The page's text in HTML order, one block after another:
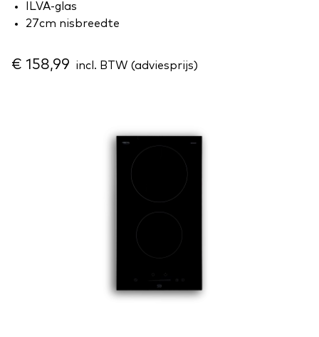
ILVA-glas
27cm nisbreedte
€ 158,99 incl. BTW (adviesprijs)